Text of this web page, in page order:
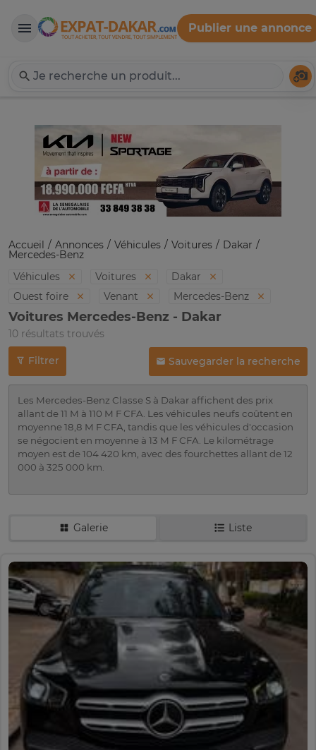
Expat-Dakar
Publier une annonce
Accueil Annonces Véhicules Voitures Dakar
Mercedes-Benz
Véhicules
Voitures
Dakar
Ouest foire
Venant Mercedes-Benz
Voitures Mercedes-Benz - Dakar
10 résultats trouvés
Filtrer Sauvegarder la recherche
Les Mercedes-Benz Classe S à Dakar affichent des prix
allant de 11 M à 110 M F CFA. Les véhicules neufs coûtent en
moyenne 18,8 M F CFA, tandis que les véhicules d'occasion
se négocient en moyenne à 13 M F CFA. Le kilométrage
moyen est de 104 420 km, avec des fourchettes allant de 12
000 à 325 000 km.
Galerie Liste